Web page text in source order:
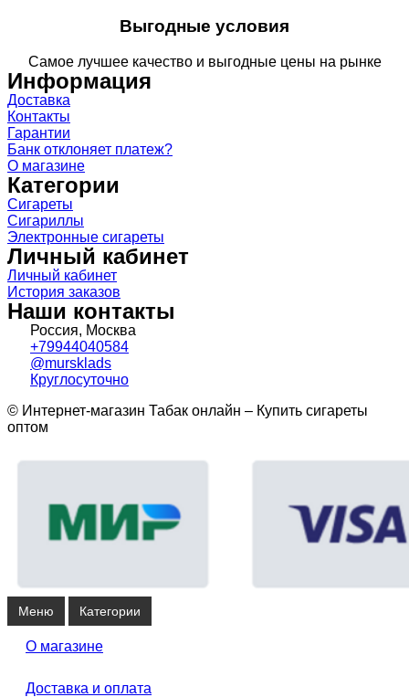
Выгодные условия
Самое лучшее качество и выгодные цены на рынке
Информация
Доставка
Контакты
Гарантии
Банк отклоняет платеж?
О магазине
Категории
Сигареты
Сигариллы
Электронные сигареты
Личный кабинет
Личный кабинет
История заказов
Наши контакты
Россия, Москва
+79944040584
@mursklads
Круглосуточно
© Интернет-магазин Табак онлайн – Купить сигареты
оптом
Меню Категории
О магазине
Доставка и оплата